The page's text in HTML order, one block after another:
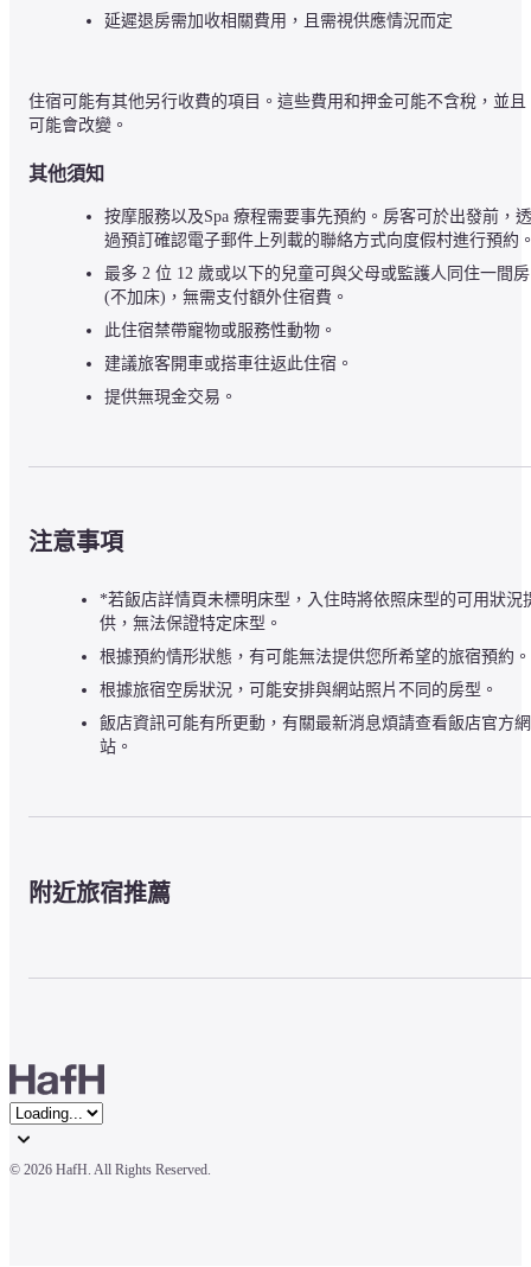
延遲退房需加收相關費用，且需視供應情況而定
住宿可能有其他另行收費的項目。這些費用和押金可能不含稅，並且
可能會改變。
其他須知
按摩服務以及Spa 療程需要事先預約。房客可於出發前，透
過預訂確認電子郵件上列載的聯絡方式向度假村進行預約
最多 2 位 12 歲或以下的兒童可與父母或監護人同住一間房
(不加床)，無需支付額外住宿費。
此住宿禁帶寵物或服務性動物。
建議旅客開車或搭車往返此住宿。
提供無現金交易。
注意事項
*若飯店詳情頁未標明床型，入住時將依照床型的可用狀況
供，無法保證特定床型。
根據預約情形狀態，有可能無法提供您所希望的旅宿預約。
根據旅宿空房狀況，可能安排與網站照片不同的房型。
飯店資訊可能有所更動，有關最新消息煩請查看飯店官方網
站。
附近旅宿推薦
© 2026 HafH. All Rights Reserved.